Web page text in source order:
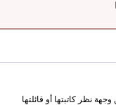
نظر كاتبتها أو قائلتها